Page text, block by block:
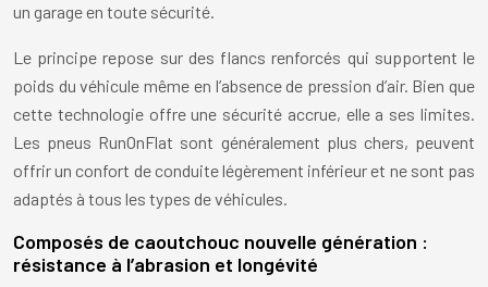
un garage en toute sécurité.
Le principe repose sur des flancs renforcés qui supportent le
poids du véhicule même en l’absence de pression d’air. Bien que
cette technologie offre une sécurité accrue, elle a ses limites.
Les pneus RunOnFlat sont généralement plus chers, peuvent
offrir un confort de conduite légèrement inférieur et ne sont pas
adaptés à tous les types de véhicules.
Composés de caoutchouc nouvelle génération :
résistance à l’abrasion et longévité